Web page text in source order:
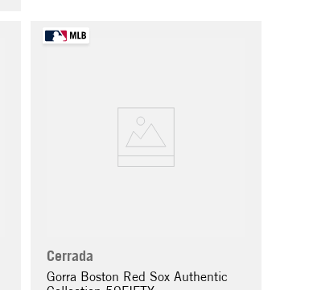
Cerrada
Gorra Boston Red Sox Authentic